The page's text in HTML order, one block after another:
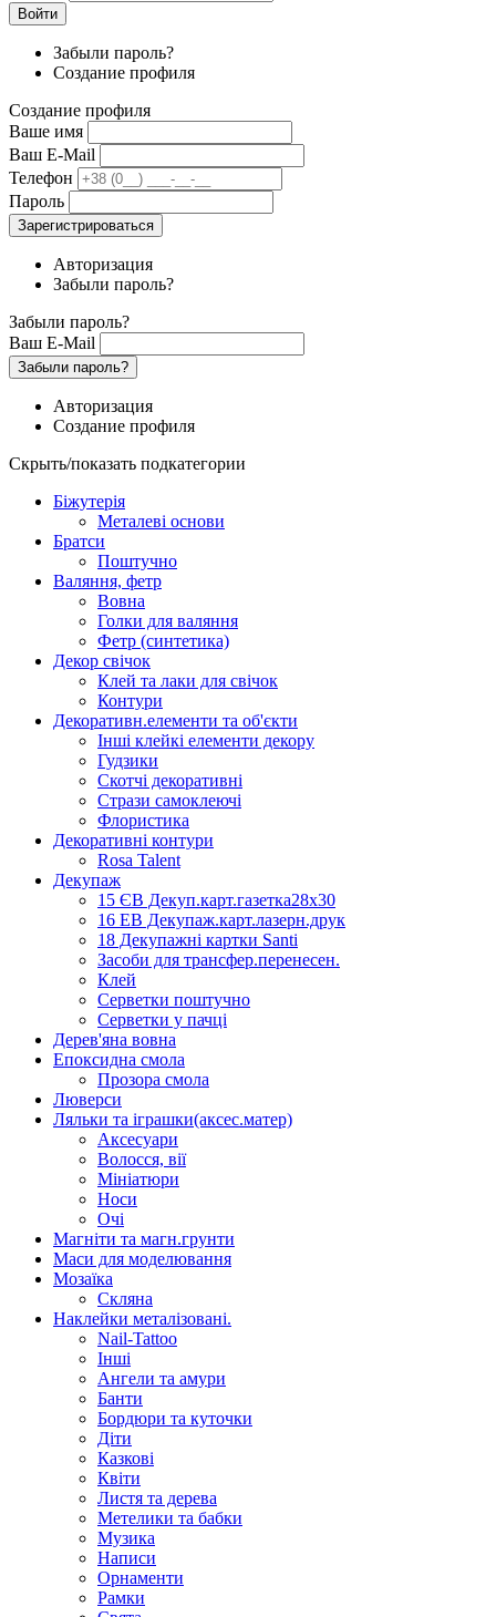
Войти
Забыли пароль?
Создание профиля
Создание профиля
Ваше имя
Ваш E-Mail
Телефон
Пароль
Зарегистрироваться
Авторизация
Забыли пароль?
Забыли пароль?
Ваш E-Mail
Забыли пароль?
Авторизация
Создание профиля
Скрыть/показать подкатегории
Біжутерія
Металеві основи
Братси
Поштучно
Валяння, фетр
Вовна
Голки для валяння
Фетр (синтетика)
Декор свічок
Клей та лаки для свічок
Контури
Декоративн.елементи та об'єкти
Інші клейкі елементи декору
Гудзики
Скотчі декоративні
Стрази самоклеючі
Флористика
Декоративні контури
Rosa Talent
Декупаж
15 ЄВ Декуп.карт.газетка28х30
16 ЕВ Декупаж.карт.лазерн.друк
18 Декупажні картки Santi
Засоби для трансфер.перенесен.
Клей
Серветки поштучно
Серветки у пачці
Дерев'яна вовна
Епоксидна смола
Прозора смола
Люверси
Ляльки та іграшки(аксес.матер)
Аксесуари
Волосся, вії
Мініатюри
Носи
Очі
Магніти та магн.грунти
Маси для моделювання
Мозаїка
Скляна
Наклейки металізовані.
Nail-Tattoo
Інші
Ангели та амури
Банти
Бордюри та куточки
Діти
Казкові
Квіти
Листя та дерева
Метелики та бабки
Музика
Написи
Орнаменти
Рамки